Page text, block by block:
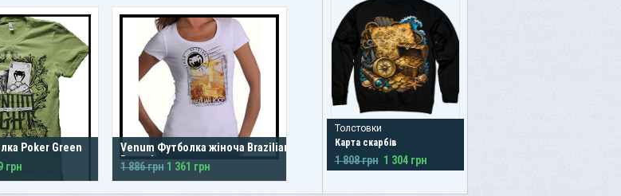
Poker Green
грн
Venum Футболка жіноча Brazilian
Roots Ice
1 886 грн 1 361 грн
Толстовки
Карта скарбів
1 808 грн 1 304 грн